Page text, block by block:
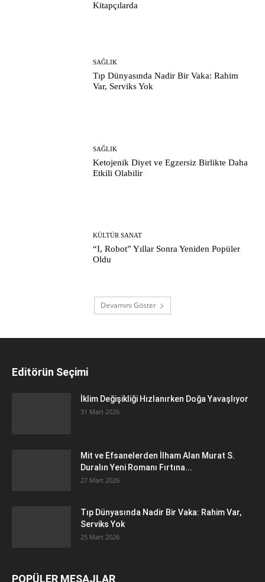
Kitapçılarda
SAĞLIK
Tıp Dünyasında Nadir Bir Vaka: Rahim
Var, Serviks Yok
SAĞLIK
Ketojenik Diyet ve Egzersiz Birlikte Daha
Etkili Olabilir
KÜLTÜR SANAT
“I, Robot” Yıllar Sonra Yeniden Popüler
Oldu
Devamını Göster
Editörün Seçimi
İklim Değişikliği Hızlanırken Doğa Yavaşlıyor
31 Mart 2026
Mit ve Efsanelerden İlham Alan Murat S.
Duralın Yeni Romanı Fırtına...
27 Mart 2026
Tıp Dünyasında Nadir Bir Vaka: Rahim Var,
Serviks Yok
25 Mart 2026
POPÜLER MESAJLAR